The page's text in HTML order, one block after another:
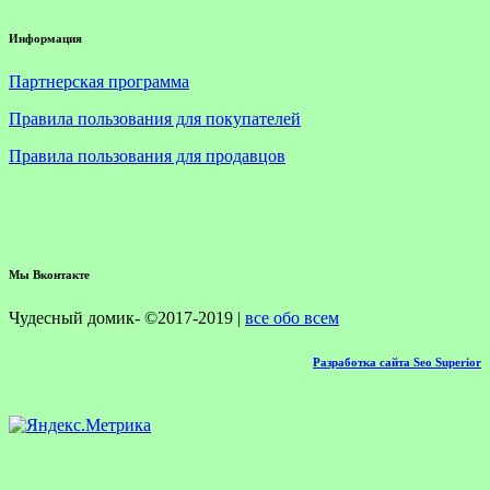
Информация
Партнерская программа
Правила пользования для покупателей
Правила пользования для продавцов
Мы Вконтакте
Чудесный домик- ©2017-2019 | все обо всем
Разработка сайта Seo Superior